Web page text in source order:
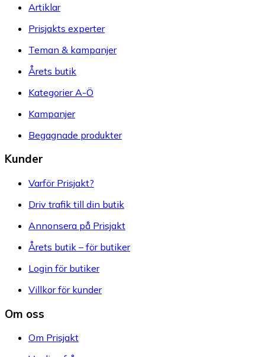
Artiklar
Prisjakts experter
Teman & kampanjer
Årets butik
Kategorier A-Ö
Kampanjer
Begagnade produkter
Kunder
Varför Prisjakt?
Driv trafik till din butik
Annonsera på Prisjakt
Årets butik – för butiker
Login för butiker
Villkor för kunder
Om oss
Om Prisjakt